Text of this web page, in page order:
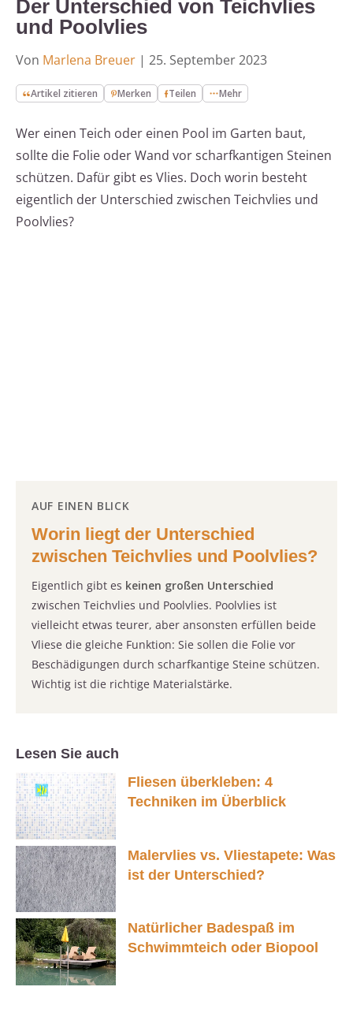
Der Unterschied von Teichvlies
und Poolvlies
Von Marlena Breuer | 25. September 2023
Artikel zitieren Merken Teilen Mehr
Wer einen Teich oder einen Pool im Garten baut,
sollte die Folie oder Wand vor scharfkantigen Steinen
schützen. Dafür gibt es Vlies. Doch worin besteht
eigentlich der Unterschied zwischen Teichvlies und
Poolvlies?
AUF EINEN BLICK
Worin liegt der Unterschied
zwischen Teichvlies und Poolvlies?
Eigentlich gibt es keinen großen Unterschied
zwischen Teichvlies und Poolvlies. Poolvlies ist
vielleicht etwas teurer, aber ansonsten erfüllen beide
Vliese die gleiche Funktion: Sie sollen die Folie vor
Beschädigungen durch scharfkantige Steine schützen.
Wichtig ist die richtige Materialstärke.
Lesen Sie auch
Fliesen überkleben: 4
Techniken im Überblick
Malervlies vs. Vliestapete: Was
ist der Unterschied?
Natürlicher Badespaß im
Schwimmteich oder Biopool